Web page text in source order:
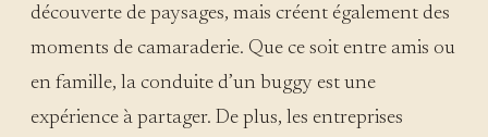
découverte de paysages, mais créent également des
moments de camaraderie. Que ce soit entre amis ou
en famille, la conduite d’un buggy est une
expérience à partager. De plus, les entreprises